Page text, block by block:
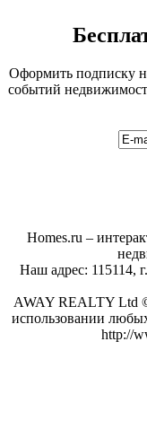
Оформить подписку
событий
Homes.ru –
Наш адрес: 115114,
AWAY REALTY Ltd
использовании
http://